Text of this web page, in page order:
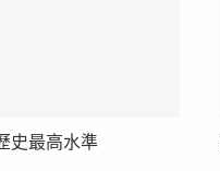
史最高水準